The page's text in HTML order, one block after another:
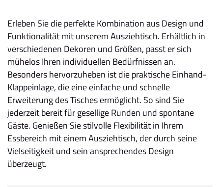
Erleben Sie die perfekte Kombination aus Design und
Funktionalität mit unserem Ausziehtisch. Erhältlich in
verschiedenen Dekoren und Größen, passt er sich
mühelos Ihren individuellen Bedürfnissen an.
Besonders hervorzuheben ist die praktische Einhand-
Klappeinlage, die eine einfache und schnelle
Erweiterung des Tisches ermöglicht. So sind Sie
jederzeit bereit für gesellige Runden und spontane
Gäste. Genießen Sie stilvolle Flexibilität in Ihrem
Essbereich mit einem Ausziehtisch, der durch seine
Vielseitigkeit und sein ansprechendes Design
überzeugt.